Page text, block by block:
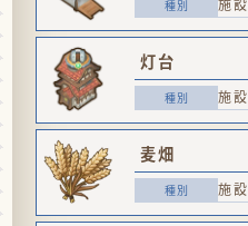
施設
灯台
施設
麦畑
施設